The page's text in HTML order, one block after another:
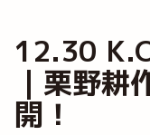
12.30
｜栗野耕
開！